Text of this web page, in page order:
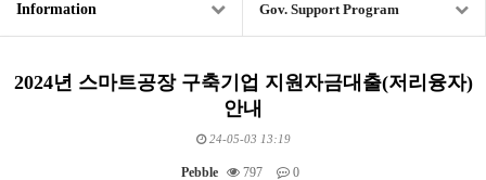
Information Gov. Support Program
2024년 스마트공장 구축기업 지원자금대출(저리융자)
안내
24-05-03 13:19
Pebble 797 0